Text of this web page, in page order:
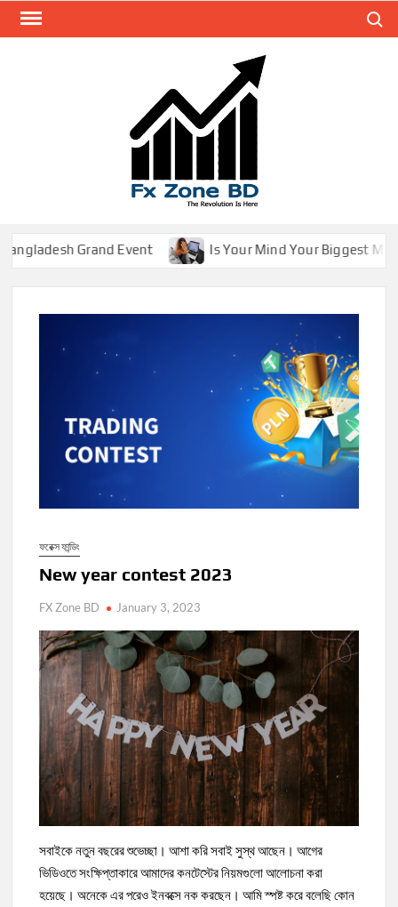
Grand Event Is Your Mind Your Biggest Market
ফরেক্স ফান্ডিং
New year contest 2023
FX Zone BD January 3, 2023
সবাইকে নতুন বছরের শুভেচ্ছা। আশা করি সবাই সুস্থ আছেন। আগের
ভিডিওতে সংক্ষিপ্তাকারে আমাদের কনটেস্টের নিয়মগুলো আলোচনা করা
হয়েছে। অনেকে এর পরেও ইনবক্সে নক করছেন। আমি স্পষ্ট করে বলেছি কোন